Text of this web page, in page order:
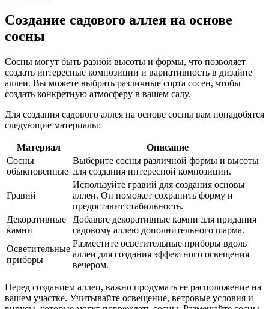
Создание садового аллея на основе
сосны
Сосны могут быть разной высоты и формы, что позволяет
создать интересные композиции и вариативность в дизайне
аллеи. Вы можете выбрать различные сорта сосен, чтобы
создать конкретную атмосферу в вашем саду.
Для создания садового аллея на основе сосны вам понадобятся
следующие материалы:
Материал
Описание
Сосны
обыкновенные
Выберите сосны различной формы и высоты
для создания интересной композиции.
Гравий
Используйте гравий для создания основы
аллеи. Он поможет сохранить форму и
предоставит стабильность.
Декоративные
камни
Добавьте декоративные камни для придания
садовому аллею дополнительного шарма.
Осветительные
приборы
Разместите осветительные приборы вдоль
аллеи для создания эффектного освещения
вечером.
Перед созданием аллеи, важно продумать ее расположение на
вашем участке. Учитывайте освещение, ветровые условия и